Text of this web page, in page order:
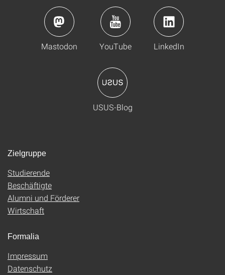
Mastodon YouTube LinkedIn
USUS-Blog
Zielgruppe
Studierende
Beschäftigte
Alumni und Förderer
Wirtschaft
Formalia
Impressum
Datenschutz